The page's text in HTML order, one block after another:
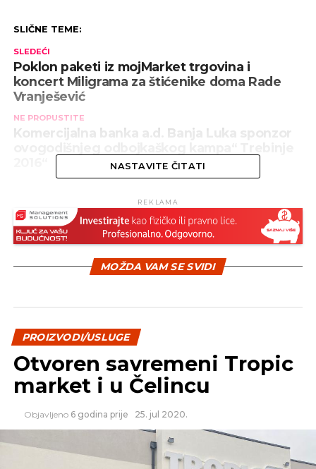
SLIČNE TEME:
SLEDEĆI
Poklon paketi iz mojMarket trgovina i
koncert Miligrama za štićenike doma Rade
Vranješević
NE PROPUSTITE
Komercijalna banka a.d. Banja Luka sponzor
NASTAVITE ČITATI
REKLAMA
MOŽDA VAM SE SVIDI
PROIZVODI/USLUGE
Otvoren savremeni Tropic
market i u Čelincu
Objavljeno 6 godina prije 25. jul 2020.